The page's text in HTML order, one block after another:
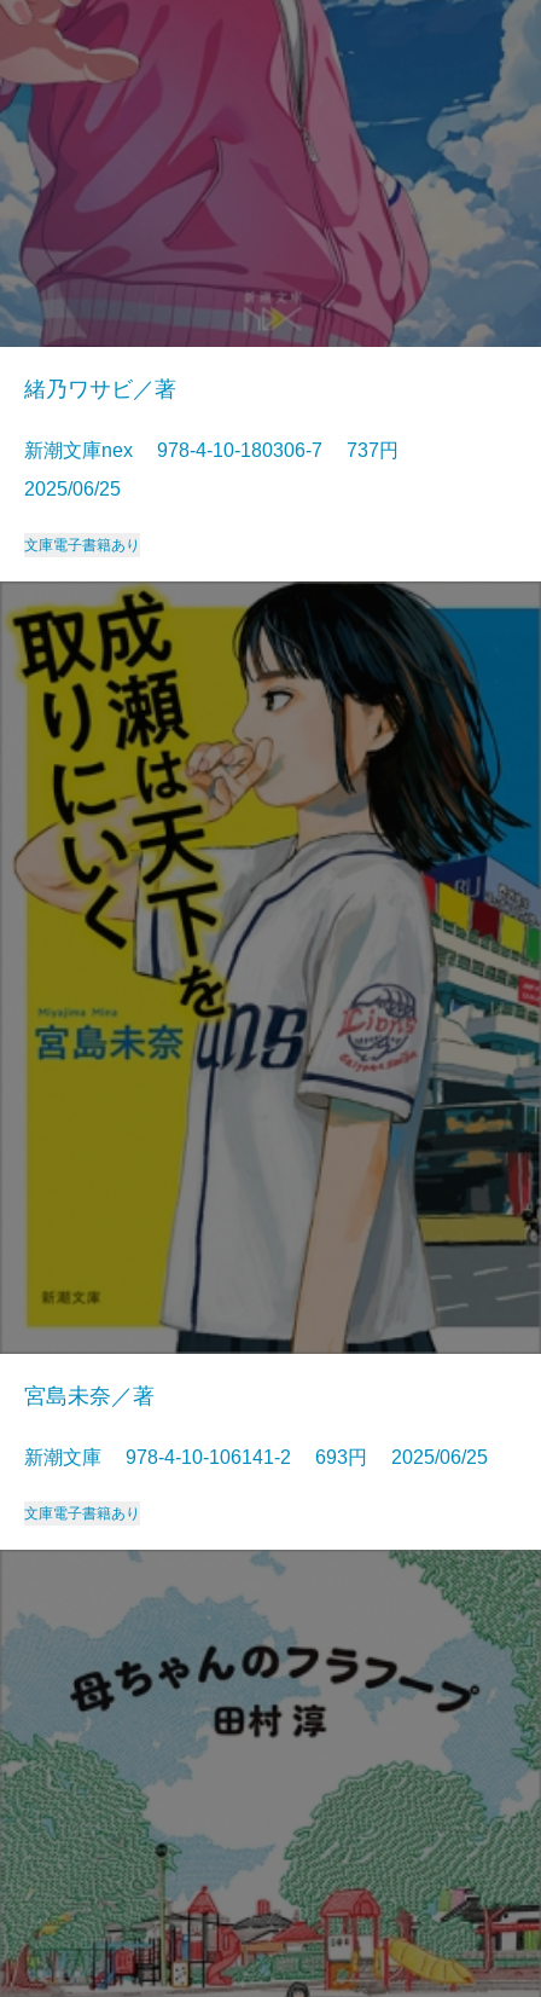
緒乃ワサビ／著
新潮文庫nex 978-4-10-180306-7 737円
2025/06/25
文庫電子書籍あり
宮島未奈／著
新潮文庫 978-4-10-106141-2 693円 2025/06/25
文庫電子書籍あり